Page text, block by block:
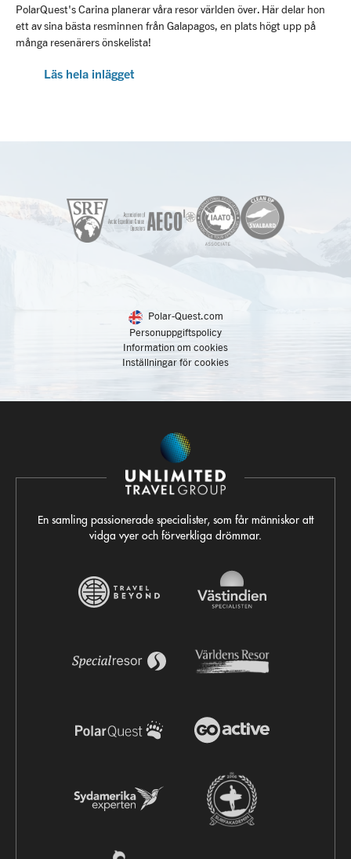
PolarQuest's Carina planerar våra resor världen över. Här delar hon
ett av sina bästa resminnen från Galapagos, en plats högt upp på
många resenärers önskelista!
Läs hela inlägget
Polar-Quest.com
Personuppgiftspolicy
Information om cookies
Inställningar för cookies
En samling passionerade specialister, som får människor att
vidga vyer och förverkliga drömmar.